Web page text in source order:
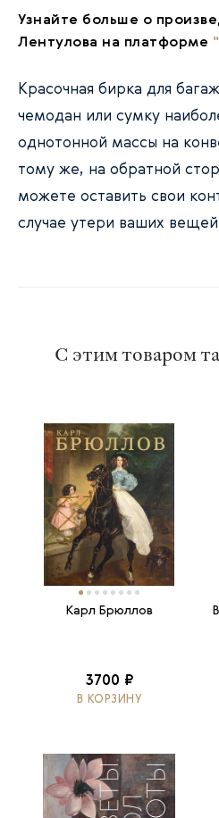
Узнайте больше о
Лентулова на платформе
Красочная бирка для
чемодан или сумку
однотонной массы на
тому же, на обратной
можете оставить свои
случае утери ваших
С этим товаром
Карл Брюллов
3700 ₽
В КОРЗИНУ